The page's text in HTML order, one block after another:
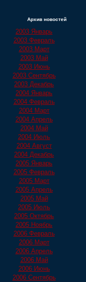
Архив новостей
2003 Январь
2003 Февраль
2003 Март
2003 Май
2003 Июнь
2003 Сентябрь
2003 Декабрь
2004 Январь
2004 Февраль
2004 Март
2004 Апрель
2004 Май
2004 Июль
2004 Август
2004 Декабрь
2005 Январь
2005 Февраль
2005 Март
2005 Апрель
2005 Май
2005 Июль
2005 Октябрь
2005 Ноябрь
2006 Февраль
2006 Март
2006 Апрель
2006 Май
2006 Июнь
2006 Сентябрь